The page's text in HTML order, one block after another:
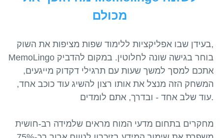
מכולם
בעידן שבו אפליקציות ללימוד שפות מציפות את השוק,
MemoLingo בוחר בגישה שונה לחלוטין. במקום להדביק
אתכם למסך למשך שעות עם תרגילי דקדוק מייגעים,
המשחק הזה מנצל את אותו רצון להשיג עוד כוכב אחד,
עוד שלב אחד - ובדרך, אתם לומדים.
מחקרים בתחום מדעי המוח מראים שלמידה רב-חושית